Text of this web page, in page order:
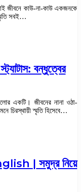
জীবনে কাউ‑না‑কাউ একজনকে
সবই…
বন্ধুত্বের
একটি। জীবনের নানা ওঠা-
চিরস্থায়ী স্মৃতি হিসেবে…
| সমুদ্র নিয়ে